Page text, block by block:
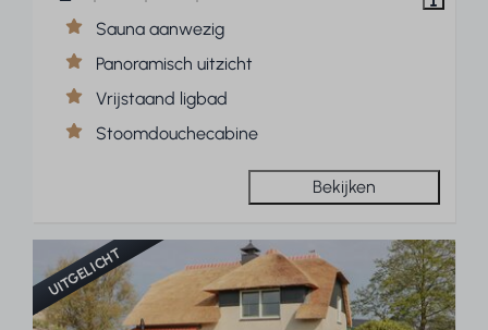
Sauna aanwezig
Panoramisch uitzicht
Vrijstaand ligbad
Stoomdouchecabine
Bekijken
UITGELICHT